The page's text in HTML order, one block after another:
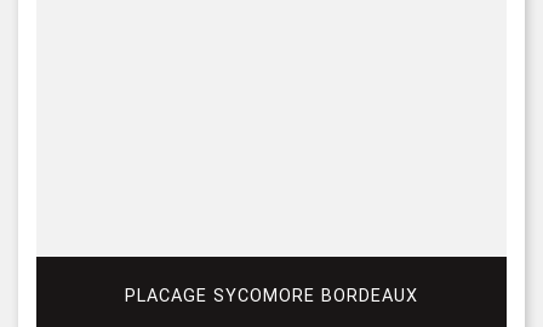
PLACAGE SYCOMORE BORDEAUX